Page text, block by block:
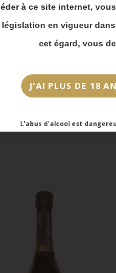
à ce site internet,
législation en vigueur
cet égard, vous
J'AI PLUS DE 18
L'abus d'alcool est
en ligne.
bien prendre en
Chronopost
et cave Victor